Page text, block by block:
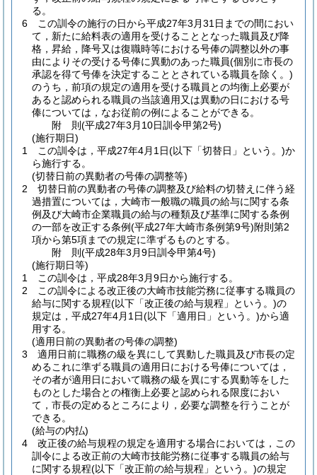
る。
6
この訓令の施行の日から平成27年3月31日までの間におい
て，新たに給料表の適用を受けることとなった職員及び降
格，昇給，降号又は復職時等における号俸の調整以外の事
由によりその受ける号俸に異動のあった職員(個別に市長の
承認を得て号俸を決定することとされている職員を除く。)
のうち，前項の規定の適用を受ける職員との均衡上必要が
あると認められる職員の当該適用又は異動の日における号
俸については，なお従前の例によることができる。
附 則(平成27年3月10日訓令甲第2号)
(施行期日)
1
この訓令は，平成27年4月1日(以下「切替日」という。)か
ら施行する。
(切替日前の異動者の号俸の調整等)
2
切替日前の異動者の号俸の調整及び給料の切替えに伴う経
過措置については，大崎市一般職の職員の給与に関する条
例及び大崎市企業職員の給与の種類及び基準に関する条例
の一部を改正する条例(平成27年大崎市条例第9号)附則第2
項から第5項までの規定に準ずるものとする。
附 則(平成28年3月9日訓令甲第4号)
(施行期日等)
1
この訓令は，平成28年3月9日から施行する。
2
この訓令による改正後の大崎市技能労務に従事する職員の
給与に関する規程(以下「改正後の給与規程」という。)の
規定は，平成27年4月1日(以下「適用日」という。)から適
用する。
(適用日前の異動者の号俸の調整)
3
適用日前に職務の級を異にして異動した職員及び市長の定
めるこれに準ずる職員の適用日における号俸については，
その者が適用日において職務の級を異にする異動等をした
ものとした場合との権衡上必要と認められる限度におい
て，市長の定めるところにより，必要な調整を行うことが
できる。
(給与の内払)
4
改正後の給与規程の規定を適用する場合においては，この
訓令による改正前の大崎市技能労務に従事する職員の給与
に関する規程(以下「改正前の給与規程」という。)の規定